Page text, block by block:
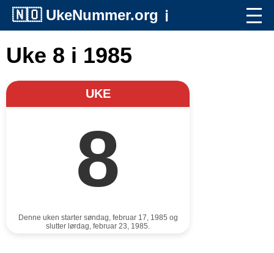
🇳🇴 UkeNummer.org ℹ️
Uke 8 i 1985
UKE
8
Denne uken starter søndag, februar 17, 1985 og
slutter lørdag, februar 23, 1985.